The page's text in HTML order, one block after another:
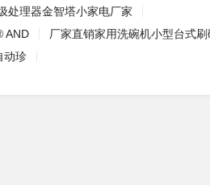
处理器金智塔小家电厂家
AND
厂家直销家用洗碗机小型台式
动珍